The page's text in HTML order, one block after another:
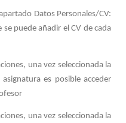
Datos Personales/CV:
puede añadir el CV de cada
una vez seleccionada la
es posible acceder
una vez seleccionada la